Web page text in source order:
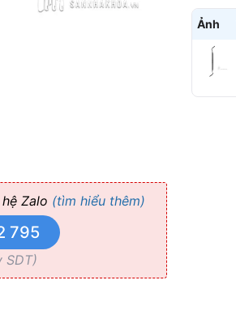
Zalo (tìm hiểu thêm)
795
SDT)
Ảnh